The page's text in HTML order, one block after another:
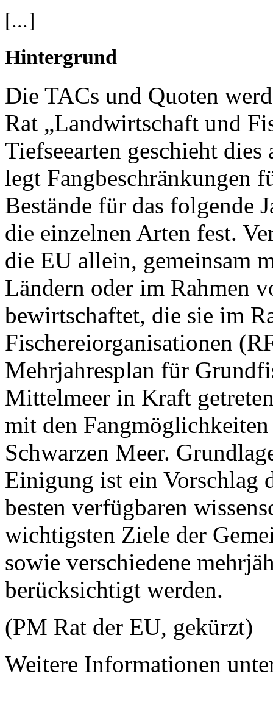
[...]
Hintergrund
Die TACs und Quoten
Rat „Landwirtschaft und
Tiefseearten geschieht
legt Fangbeschränkungen
Bestände für das folgende
die einzelnen Arten fest.
die EU allein, gemeinsam
Ländern oder im Rahmen
bewirtschaftet, die sie im
Fischereiorganisationen
Mehrjahresplan für
Mittelmeer in Kraft
mit den
Schwarzen Meer.
Einigung ist ein Vorschlag
besten verfügbaren
wichtigsten Ziele der
sowie verschiedene
berücksichtigt werden.
(PM Rat der EU, gekürzt)
Weitere Informationen